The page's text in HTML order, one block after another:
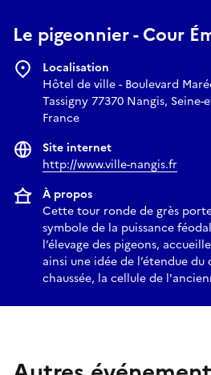
Le pigeonnier - Cour
Localisation
Hôtel de ville - Boulevard
Tassigny 77370 Nangis, Seine-
France
Site internet
http://www.ville-nangis.fr
À propos
Cette tour ronde de grès
symbole de la puissance
l’élevage des pigeons,
ainsi une idée de l’étendue du
chaussée, la cellule de